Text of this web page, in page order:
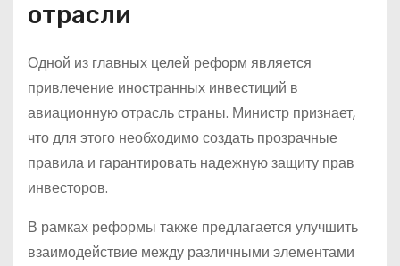
отрасли
Одной из главных целей реформ является
привлечение иностранных инвестиций в
авиационную отрасль страны. Министр признает,
что для этого необходимо создать прозрачные
правила и гарантировать надежную защиту прав
инвесторов.
В рамках реформы также предлагается улучшить
взаимодействие между различными элементами